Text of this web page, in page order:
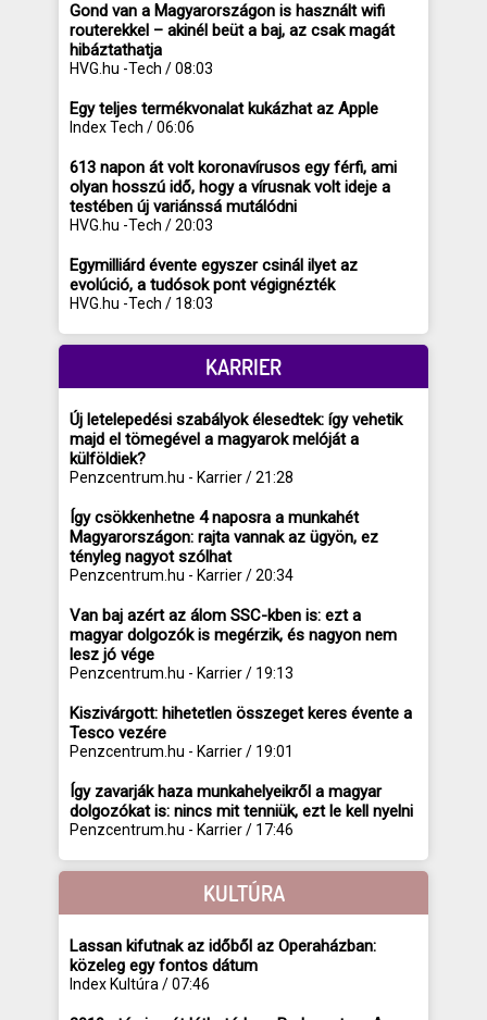
Gond van a Magyarországon is használt wifi
routerekkel – akinél beüt a baj, az csak magát
hibáztathatja
HVG.hu -Tech / 08:03
Egy teljes termékvonalat kukázhat az Apple
Index Tech / 06:06
613 napon át volt koronavírusos egy férfi, ami
olyan hosszú idő, hogy a vírusnak volt ideje a
testében új variánssá mutálódni
HVG.hu -Tech / 20:03
Egymilliárd évente egyszer csinál ilyet az
evolúció, a tudósok pont végignézték
HVG.hu -Tech / 18:03
KARRIER
Új letelepedési szabályok élesedtek: így vehetik
majd el tömegével a magyarok melóját a
külföldiek?
Penzcentrum.hu - Karrier / 21:28
Így csökkenhetne 4 naposra a munkahét
Magyarországon: rajta vannak az ügyön, ez
tényleg nagyot szólhat
Penzcentrum.hu - Karrier / 20:34
Van baj azért az álom SSC-kben is: ezt a
magyar dolgozók is megérzik, és nagyon nem
lesz jó vége
Penzcentrum.hu - Karrier / 19:13
Kiszivárgott: hihetetlen összeget keres évente a
Tesco vezére
Penzcentrum.hu - Karrier / 19:01
Így zavarják haza munkahelyeikről a magyar
dolgozókat is: nincs mit tenniük, ezt le kell nyelni
Penzcentrum.hu - Karrier / 17:46
KULTÚRA
Lassan kifutnak az időből az Operaházban:
közeleg egy fontos dátum
Index Kultúra / 07:46